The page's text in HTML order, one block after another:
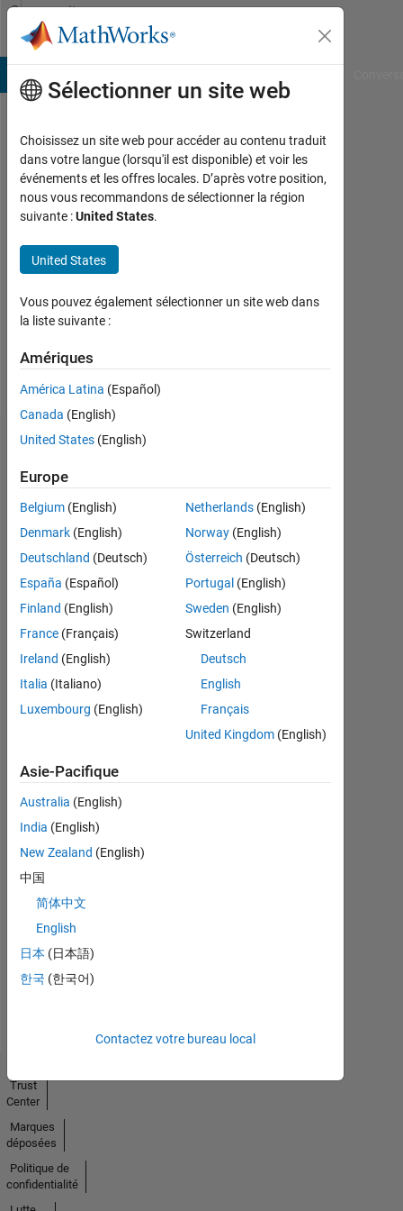
Passer au contenu
Community
Profile
Hanaa
Jabbar
0
0
Follow
Recommandations
Please
login
endorse
this
person
a
skill
No
Endorsements
received
Sélectionner un site web
Choisissez un site web pour accéder au contenu traduit
dans votre langue (lorsqu'il est disponible) et voir les
événements et les offres locales. D’après votre position,
nous vous recommandons de sélectionner la région
suivante :United States.
United States
Vous pouvez également sélectionner un site web dans
la liste suivante :
Amériques
América Latina (Español)
Canada (English)
United States (English)
Europe
Belgium (English)
Denmark (English)
Deutschland (Deutsch)
España (Español)
Finland (English)
France (Français)
Ireland (English)
Italia (Italiano)
Luxembourg (English)
Netherlands(English)
Norway(English)
Österreich (Deutsch)
Portugal (English)
Sweden (English)
Switzerland
Deutsch
English
Français
United Kingdom(English)
Asie-Pacifique
Australia (English)
India (English)
New Zealand (English)
中国
简体中文
English
日本 (日本語)
한국 (한국어)
Contactez votre bureau local
Trust
Center
Marques
déposées
Politique de
confidentialité